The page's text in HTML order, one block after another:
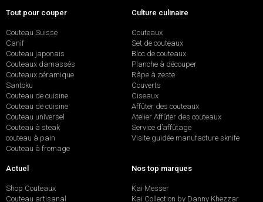
Tout pour couper
Couteau Suisse
Canif
Couteau japonais
Couteaux damassés
Couteaux céramique
Santoku
Couteau de cuisine
Couteau de cuisine
Couteau universel
Couteau à steak
couteau à pain
Couteau à fromage
Culture culinaire
Couteaux
Set de couteaux
Bloc de couteaux
Planche à découper
Râpe à zeste
Couverts
Ciseaux
Affûter des couteaux
Atelier Affûter des couteaux
Service d’affûtage
Visite guidée manufacture sknife
Actuel
Shop Couteaux
Couteau artisanal
Nos top marques
Kai Messer
Kai Collection by Danny Khezzar